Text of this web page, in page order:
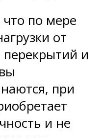
что по мере
от
перекрытий и
при
и не